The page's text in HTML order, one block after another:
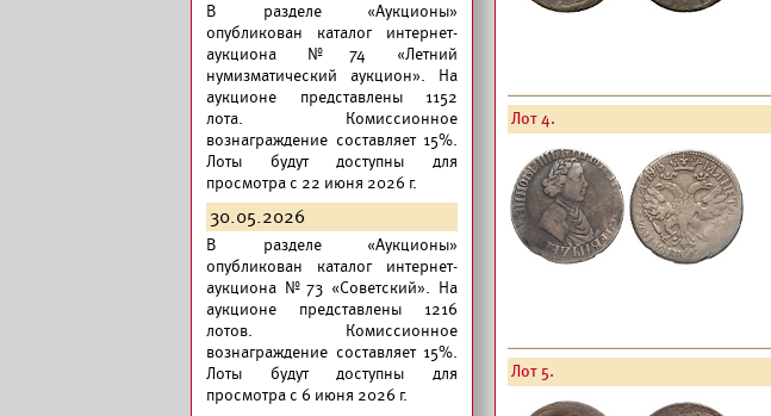
В разделе «Аукционы»
опубликован каталог интернет-
аукциона №74 «Летний
нумизматический аукцион». На
аукционе представлены 1152
лота. Комиссионное
вознаграждение составляет 15%.
Лоты будут доступны для
просмотра с 22 июня 2026 г.
30.05.2026
В разделе «Аукционы»
опубликован каталог интернет-
аукциона №73 «Советский». На
аукционе представлены 1216
лотов. Комиссионное
вознаграждение составляет 15%.
Лоты будут доступны для
просмотра с 6 июня 2026 г.
Лот 4.
Лот 5.